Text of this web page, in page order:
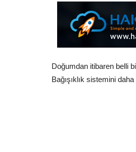
Doğumdan itibaren belli
Bağışıklık sistemini